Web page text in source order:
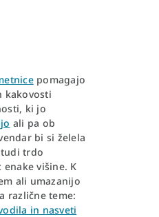
pomagajo
kakovosti
ki jo
ali pa ob
bi si želela
trdo
višine. K
ali umazanijo
različne teme:
in nasveti